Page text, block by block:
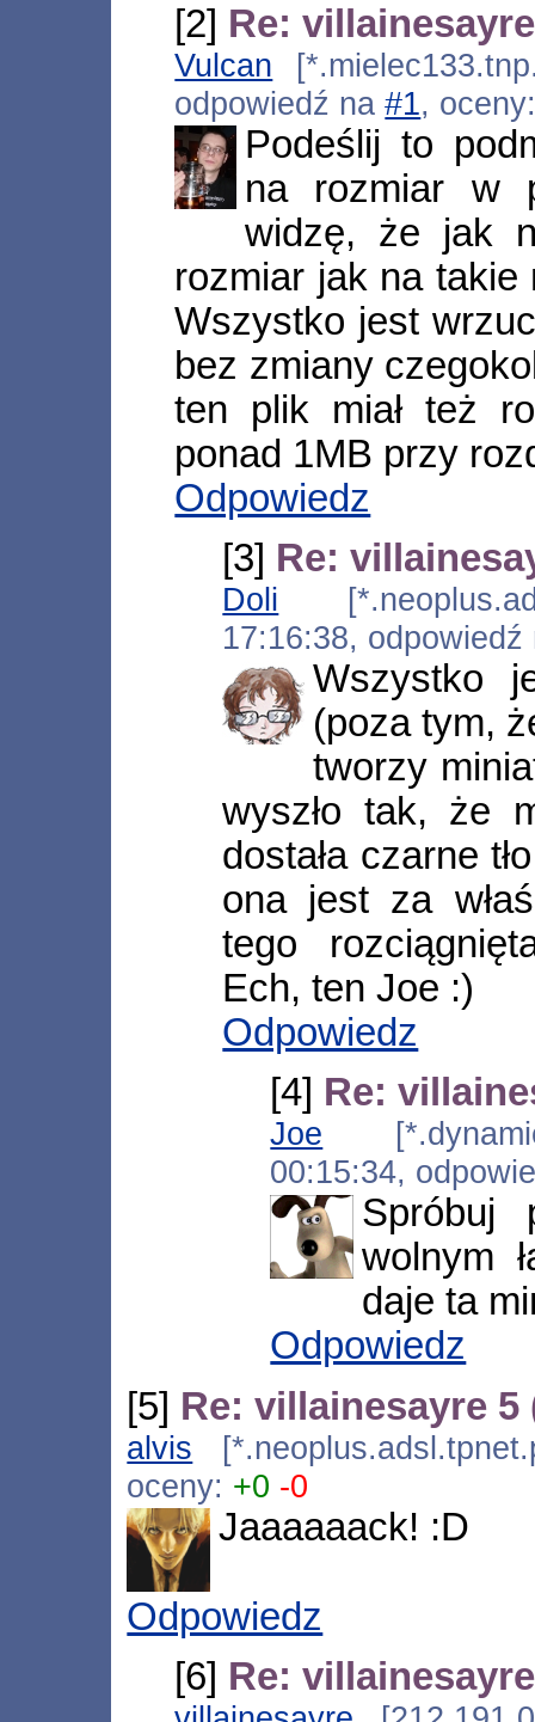
[2] Re:
Vulcan
odpowiedź na#1,
Podeślij to
na rozmiar w
widzę, że jak
rozmiar jak na takie
Wszystko jest
bez zmiany
ten plik miał też
ponad 1MB przy
Odpowiedz
[3] Re:
Doli
17:16:38,
Wszystko
(poza tym,
tworzy
wyszło tak, że
dostała czarne
ona jest za
tego
Ech, ten Joe :)
Odpowiedz
[4] Re:
Joe
00:15:34,
Spróbuj
wolnym
daje ta
Odpowiedz
[5] Re: villainesayre 5
alvis
oceny: +0 -0
Jaaaaaack! :D
Odpowiedz
[6] Re: